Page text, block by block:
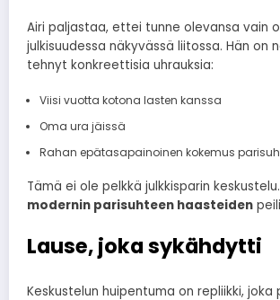
Airi paljastaa, ettei tunne olevansa vain
julkisuudessa näkyvässä liitossa. Hän on
tehnyt konkreettisia uhrauksia:
Viisi vuotta kotona lasten kanssa
Oma ura jäissä
Rahan epätasapainoinen kokemus
Tämä ei ole pelkkä julkkisparin
modernin parisuhteen haasteiden
Lause, joka sykähdytti
Keskustelun huipentuma on repliikki,